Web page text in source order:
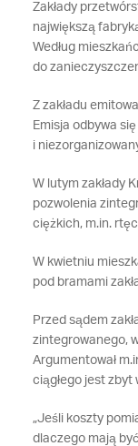
Zakłady
największą
Według
do
Z zakładu
Emisja odbywa
i
W lutym zakłady
pozwolenia
ciężkich, m.in.
W kwietniu
pod bramami
Przed sądem
zintegrowanego,
Argumentował
ciągłego jest zbyt
„Jeśli koszty
dlaczego mają